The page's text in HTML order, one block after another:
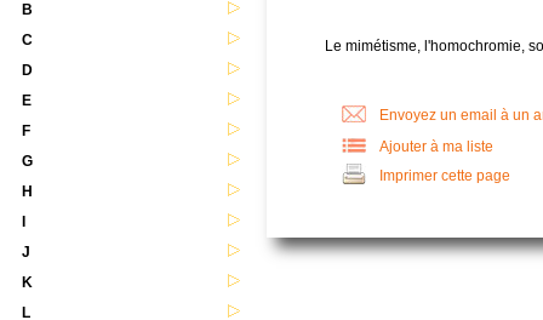
B
C
D
E
F
G
H
J
K
L
Le mimétisme, l'homochromie,
Envoyez un email à un
Ajouter à ma liste
Imprimer cette page